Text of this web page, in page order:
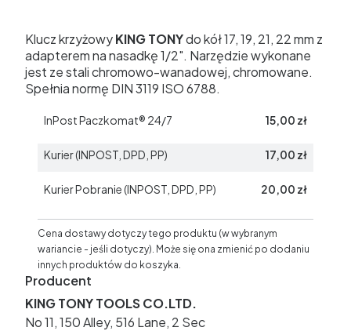
Klucz krzyżowyKING TONYdo kół 17, 19, 21, 22 mm z
adapterem na nasadkę 1/2". Narzędzie wykonane
jest ze stali chromowo-wanadowej, chromowane.
Spełnia normę DIN 3119 ISO 6788.
InPost Paczkomat® 24/7 15,00 zł
Kurier (INPOST, DPD, PP) 17,00 zł
Kurier Pobranie (INPOST, DPD, PP) 20,00 zł
Cena dostawy dotyczy tego produktu (w wybranym
wariancie - jeśli dotyczy). Może się ona zmienić po dodaniu
innych produktów do koszyka.
Producent
KING TONY TOOLS CO.LTD.
No 11, 150 Alley, 516 Lane, 2 Sec